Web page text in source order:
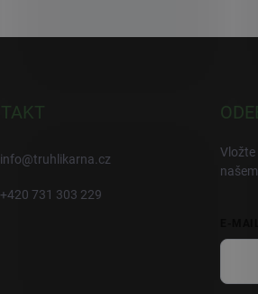
info@truhlikarna.cz
+420 731 303 229
Vložte